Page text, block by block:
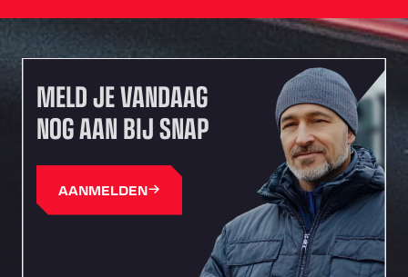
MELD JE VANDAAG
NOG AAN BIJ SNAP
AANMELDEN